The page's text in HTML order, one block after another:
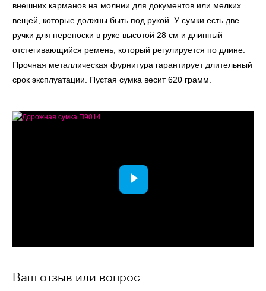
внешних карманов на молнии для документов или мелких
вещей, которые должны быть под рукой. У сумки есть две
ручки для переноски в руке высотой 28 см и длинный
отстегивающийся ремень, который регулируется по длине.
Прочная металлическая фурнитура гарантирует длительный
срок эксплуатации. Пустая сумка весит 620 грамм.
Ваш отзыв или вопрос